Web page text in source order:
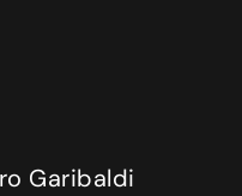
Garibaldi